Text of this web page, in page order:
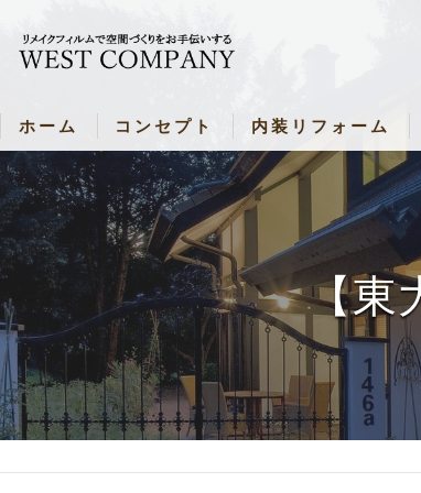
ホーム コンセプト
新着情報
内装リフォーム
内装リフォーム
内装リフォーム 各種料
壁リメイク・料金表
ドアリメイク・料金表
キッチンリメイク・料
バスルームリメイク・
シャッターリメイク・
【東